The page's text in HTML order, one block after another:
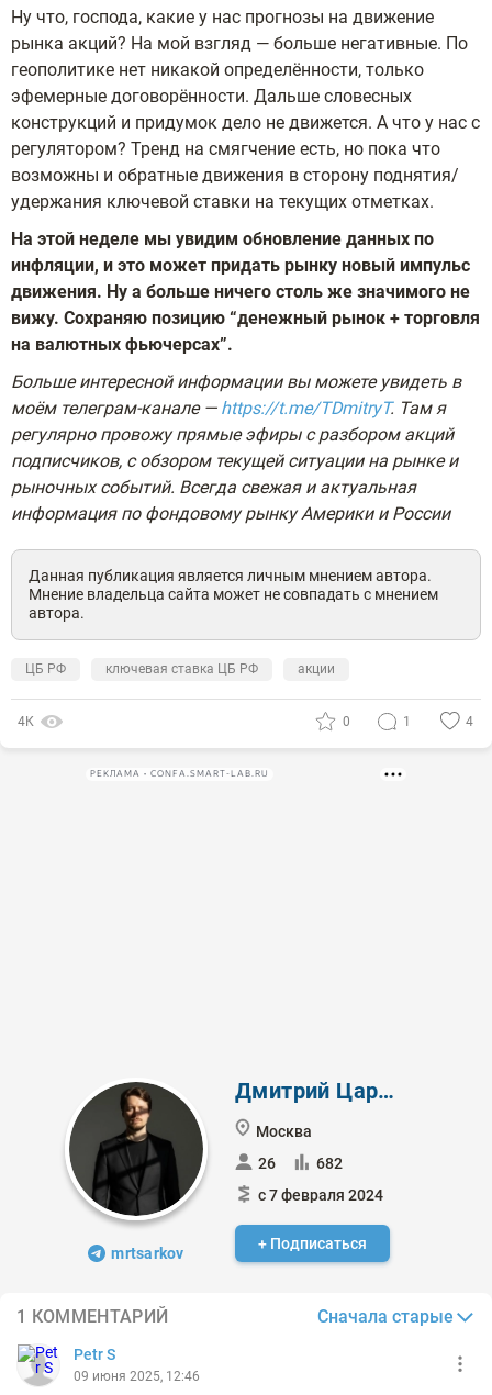
Ну что, господа, какие у нас прогнозы на движение
рынка акций? На мой взгляд — больше негативные. По
геополитике нет никакой определённости, только
эфемерные договорённости. Дальше словесных
конструкций и придумок дело не движется. А что у нас с
регулятором? Тренд на смягчение есть, но пока что
возможны и обратные движения в сторону поднятия/
удержания ключевой ставки на текущих отметках.
На этой неделе мы увидим обновление данных по
инфляции, и это может придать рынку новый импульс
движения. Ну а больше ничего столь же значимого не
вижу. Сохраняю позицию “денежный рынок + торговля
на валютных фьючерсах”.
Больше интересной информации вы можете увидеть в
моём телеграм-канале — https://t.me/TDmitryT. Там я
регулярно провожу прямые эфиры с разбором акций
подписчиков, с обзором текущей ситуации на рынке и
рыночных событий. Всегда свежая и актуальная
информация по фондовому рынку Америки и России
Данная публикация является личным мнением автора.
Мнение владельца сайта может не совпадать с мнением
автора.
ЦБ РФ ключевая ставка ЦБ РФ акции
4К 0 1 4
РЕКЛАМА • CONFA.SMART-LAB.RU
mrtsarkov
Дмитрий Царьков
Москва
26
682
с 7 февраля 2024
+ Подписаться
1 КОММЕНТАРИЙ Сначала старые
Petr S
09 июня 2025, 12:46